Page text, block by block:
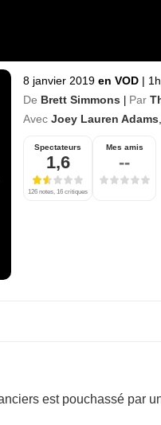
8 janvier 2019 en VOD |
De Brett Simmons | Par
Avec Joey Lauren Adams
Spectateurs
1,6
126 notes, 16 critiques
Mes amis
--
est pouchassé par